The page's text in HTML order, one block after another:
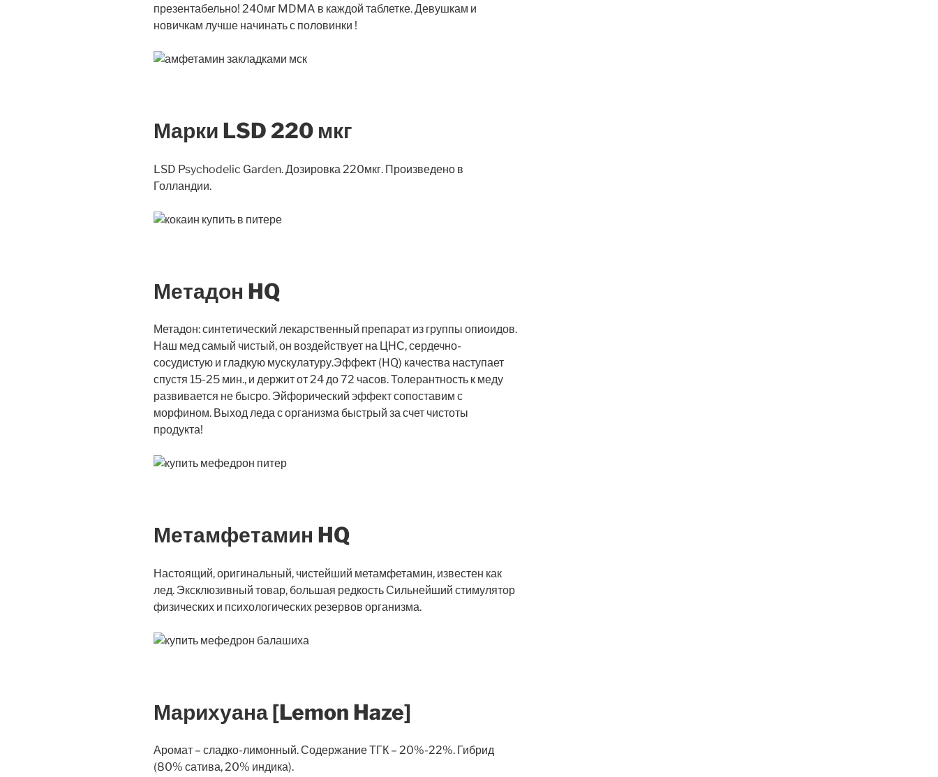
презентабельно! 240мг MDMA в каждой таблетке. Девушкам и
новичкам лучше начинать с половинки !
Марки LSD 220 мкг
LSD Psychodelic Garden. Дозировка 220мкг. Произведено в
Голландии.
Метадон HQ
Метадон: синтетический лекарственный препарат из группы опиоидов.
Наш мед самый чистый, он воздействует на ЦНС, сердечно-
сосудистую и гладкую мускулатуру.Эффект (HQ) качества наступает
спустя 15-25 мин., и держит от 24 до 72 часов. Толерантность к меду
развивается не бысро. Эйфорический эффект сопоставим с
морфином. Выход леда с организма быстрый за счет чистоты
продукта!
Метамфетамин HQ
Настоящий, оригинальный, чистейший метамфетамин, известен как
лед. Эксклюзивный товар, большая редкость Сильнейший стимулятор
физических и психологических резервов организма.
Марихуана [Lemon Haze]
Аромат – сладко-лимонный. Содержание ТГК – 20%-22%. Гибрид
(80% сатива, 20% индика).